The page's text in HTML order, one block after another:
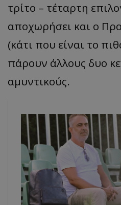
τρίτο – τέταρτη
αποχωρήσει και ο
(κάτι που είναι το
πάρουν άλλους δυο
αμυντικούς.